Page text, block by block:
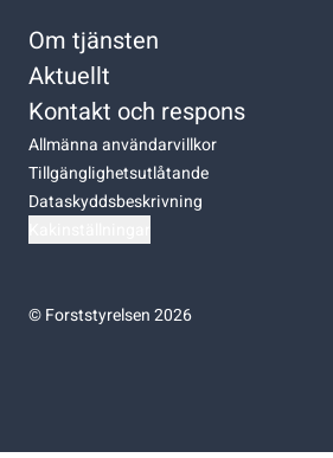
Om tjänsten
Aktuellt
Kontakt och respons
Allmänna användarvillkor
Tillgänglighetsutlåtande
Dataskyddsbeskrivning
©Forststyrelsen 2026